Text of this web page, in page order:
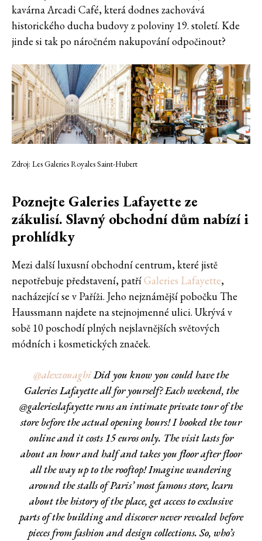
kavárna Arcadi Café, která dodnes zachovává
historického ducha budovy z poloviny 19. století. Kde
jinde si tak po náročném nakupování odpočinout?
Zdroj: Les Galeries Royales Saint-Hubert
Poznejte Galeries Lafayette ze
zákulisí. Slavný obchodní dům nabízí i
prohlídky
Mezi další luxusní obchodní centrum, které jistě
nepotřebuje představení, patříGaleries Lafayette,
nacházející se v Paříži. Jeho nejznámější pobočku The
Haussmann najdete na stejnojmenné ulici. Ukrývá v
sobě 10 poschodí plných nejslavnějších světových
módních i kosmetických značek.
@alexzouaghiDid you know you could have the
Galeries Lafayette all for yourself? Each weekend, the
@galerieslafayette runs an intimate private tour of the
store before the actual opening hours! I booked the tour
online and it costs 15 euros only. The visit lasts for
about an hour and half and takes you floor after floor
all the way up to the rooftop! Imagine wandering
around the stalls of Paris’ most famous store, learn
about the history of the place, get access to exclusive
parts of the building and discover never revealed before
pieces from fashion and design collections. So, who’s